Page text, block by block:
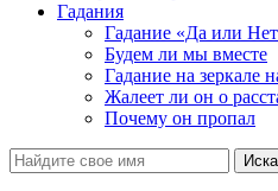
Гадания
Гадание «Да или
Будем ли мы вместе
Гадание на зеркале
Жалеет ли он о
Почему он пропал